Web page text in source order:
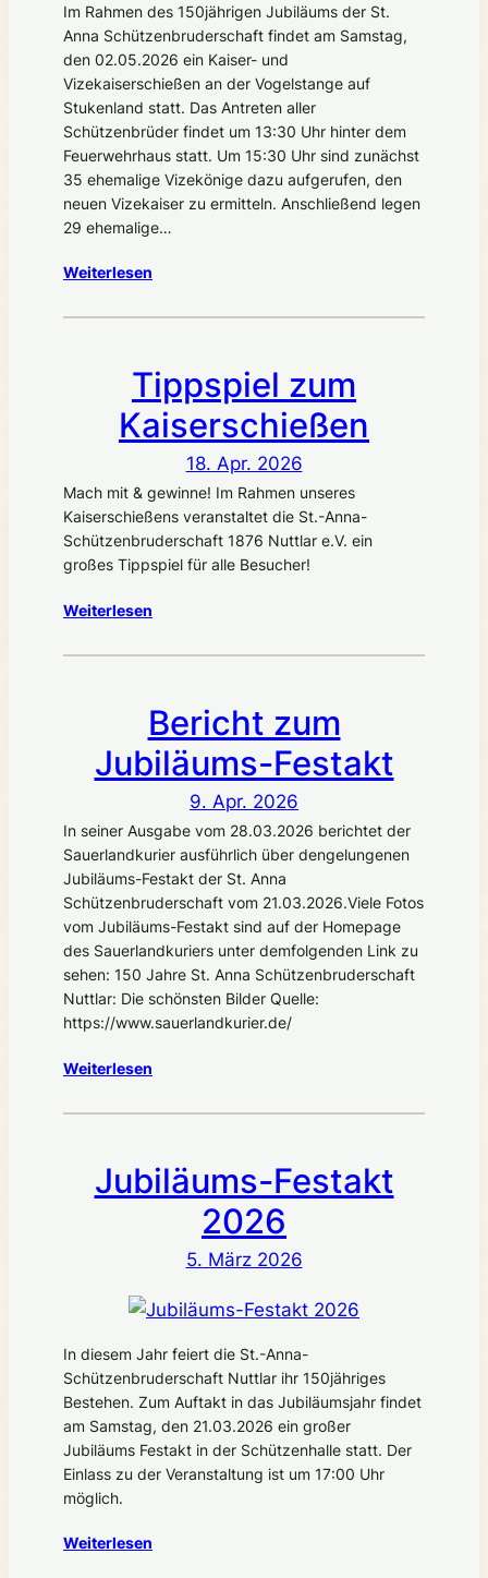
Im Rahmen des 150jährigen Jubiläums der St.
Anna Schützenbruderschaft findet am Samstag,
den 02.05.2026 ein Kaiser- und
Vizekaiserschießen an der Vogelstange auf
Stukenland statt. Das Antreten aller
Schützenbrüder findet um 13:30 Uhr hinter dem
Feuerwehrhaus statt. Um 15:30 Uhr sind zunächst
35 ehemalige Vizekönige dazu aufgerufen, den
neuen Vizekaiser zu ermitteln. Anschließend legen
29 ehemalige…
Weiterlesen
Tippspiel zum
Kaiserschießen
18. Apr. 2026
Mach mit & gewinne! Im Rahmen unseres
Kaiserschießens veranstaltet die St.-Anna-
Schützenbruderschaft 1876 Nuttlar e.V. ein
großes Tippspiel für alle Besucher!
Weiterlesen
Bericht zum
Jubiläums-Festakt
9. Apr. 2026
In seiner Ausgabe vom 28.03.2026 berichtet der
Sauerlandkurier ausführlich über dengelungenen
Jubiläums-Festakt der St. Anna
Schützenbruderschaft vom 21.03.2026.Viele Fotos
vom Jubiläums-Festakt sind auf der Homepage
des Sauerlandkuriers unter demfolgenden Link zu
sehen: 150 Jahre St. Anna Schützenbruderschaft
Nuttlar: Die schönsten Bilder Quelle:
https://www.sauerlandkurier.de/
Weiterlesen
Jubiläums-Festakt
2026
5. März 2026
In diesem Jahr feiert die St.-Anna-
Schützenbruderschaft Nuttlar ihr 150jähriges
Bestehen. Zum Auftakt in das Jubiläumsjahr findet
am Samstag, den 21.03.2026 ein großer
Jubiläums Festakt in der Schützenhalle statt. Der
Einlass zu der Veranstaltung ist um 17:00 Uhr
möglich.
Weiterlesen